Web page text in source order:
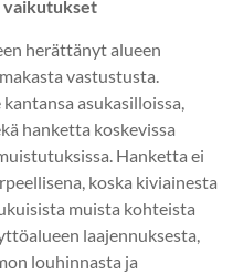
vaikutukset
herättänyt alueen
vastustusta.
asukasilloissa,
hanketta koskevissa
Hanketta ei
koska kiviainesta
muista kohteista
laajennuksesta,
louhinnasta ja